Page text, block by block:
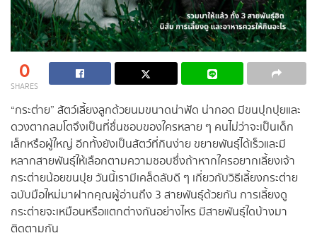
0
SHARES
“กระต่าย” สัตว์เลี้ยงลูกด้วยนมขนาดน่าฟัด น่ากอด มีขนปุกปุยและ
ดวงตากลมโตจึงเป็นที่ชื่นชอบของใครหลาย ๆ คนไม่ว่าจะเป็นเด็ก
เล็กหรือผู้ใหญ่ อีกทั้งยังเป็นสัตว์ที่กินง่าย ขยายพันธุ์ได้เร็วและมี
หลากสายพันธุ์ให้เลือกตามความชอบซึ่งถ้าหากใครอยากเลี้ยงเจ้า
กระต่ายน้อยขนปุย วันนี้เรามีเคล็ดลับดี ๆ เกี่ยวกับวิธีเลี้ยงกระต่าย
ฉบับมือใหม่มาฝากคุณผู้อ่านถึง 3 สายพันธุ์ด้วยกัน การเลี้ยงดู
กระต่ายจะเหมือนหรือแตกต่างกันอย่างไหร มีสายพันธุ์ใดบ้างมา
ติดตามกัน